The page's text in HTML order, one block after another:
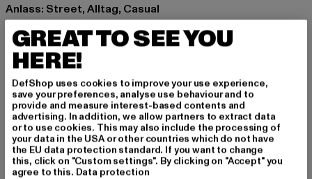
Anlass: Street, Alltag, Casual
Ausschnitt: Karree-Ausschnitt
Ärmelart: Langarm
Marke: Urban Classics
Kat.: Longsleeves
Farbe: schwarz
Hersteller Farbe: black
Materialzusammensetzung: 97% Baumwolle, 3%
Elasthan
Art.Nr: TB4731-00007
GREAT TO SEE YOU
HERE!
DefShop uses cookies to improve your use experience,
save your preferences, analyse use behaviour and to
provide and measure interest-based contents and
advertising. In addition, we allow partners to extract data
or to use cookies. This may also include the processing of
your data in the USA or other countries which do not have
the EU data protection standard. If you want to change
this, click on "Custom settings". By clicking on "Accept" you
agree to this. Data protection